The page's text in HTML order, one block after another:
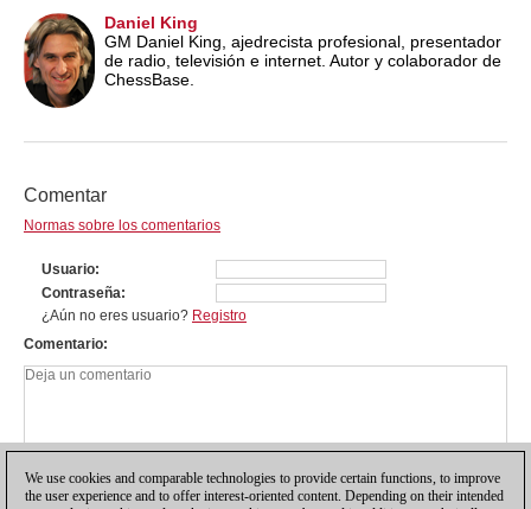
Daniel King
GM Daniel King, ajedrecista profesional, presentador
de radio, televisión e internet. Autor y colaborador de
ChessBase.
Comentar
Normas sobre los comentarios
Usuario
Contraseña
¿Aún no eres usuario? Registro
Comentario
We use cookies and comparable technologies to provide certain functions, to improve
the user experience and to offer interest-oriented content. Depending on their intended